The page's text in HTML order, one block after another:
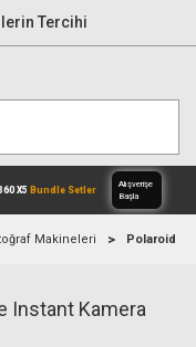
Tercihi
Alışverişe
Makineleri Polaroid
Instant Kamera